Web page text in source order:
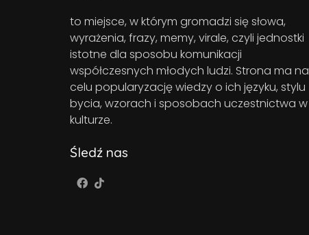
to miejsce, w którym gromadzi się słowa,
wyrażenia, frazy, memy, virale, czyli jednostki
istotne dla sposobu komunikacji
współczesnych młodych ludzi. Strona ma na
celu popularyzację wiedzy o ich języku, stylu
bycia, wzorach i sposobach uczestnictwa w
kulturze.
Śledź nas